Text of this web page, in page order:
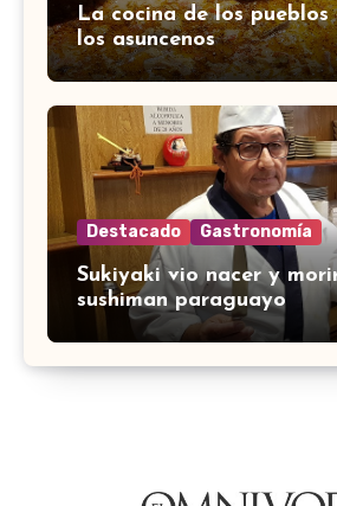
La cocina de los pueblos
los asuncenos
Destacado Gastronomía
Sukiyaki vio nacer y
sushiman paraguayo